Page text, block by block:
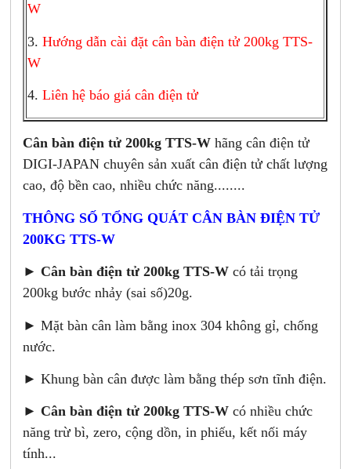
W
3.Hướng dẫn cài đặt cân bàn điện tử 200kg TTS-
W
4.Liên hệ báo giá cân điện tử
Cân bàn điện tử 200kg TTS-W hãng cân điện tử
DIGI-JAPAN chuyên sản xuất cân điện tử chất lượng
cao, độ bền cao, nhiều chức năng........
THÔNG SỐ TỔNG QUÁT CÂN BÀN ĐIỆN TỬ
200KG TTS-W
► Cân bàn điện tử 200kg TTS-W có tải trọng
200kg bước nhảy (sai số)20g.
► Mặt bàn cân làm bằng inox 304 không gỉ, chống
nước.
► Khung bàn cân được làm bằng thép sơn tĩnh điện.
► Cân bàn điện tử 200kg TTS-W có nhiều chức
năng trừ bì, zero, cộng dồn, in phiếu, kết nối máy
tính...